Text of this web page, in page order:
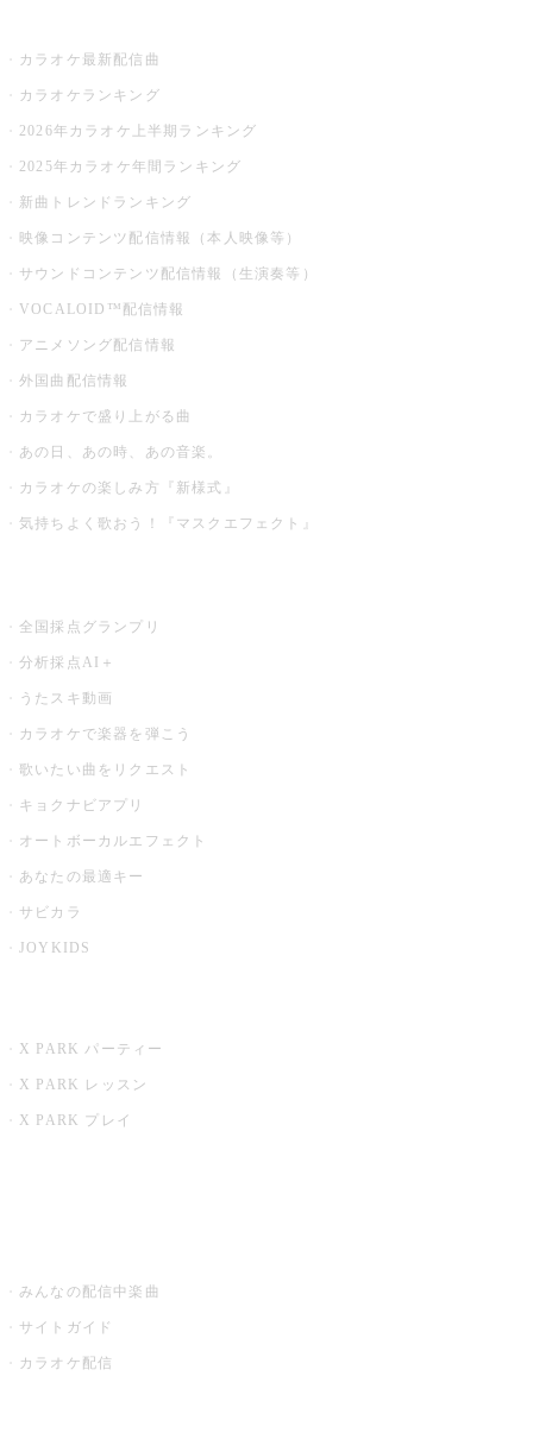
カラオケ最新配信曲
カラオケランキング
2026年カラオケ上半期ランキング
2025年カラオケ年間ランキング
新曲トレンドランキング
映像コンテンツ配信情報（本人映像等）
サウンドコンテンツ配信情報（生演奏等）
VOCALOID™配信情報
アニメソング配信情報
外国曲配信情報
カラオケで盛り上がる曲
あの日、あの時、あの音楽。
カラオケの楽しみ方『新様式』
気持ちよく歌おう！『マスクエフェクト』
全国採点グランプリ
分析採点AI＋
うたスキ動画
カラオケで楽器を弾こう
歌いたい曲をリクエスト
キョクナビアプリ
オートボーカルエフェクト
あなたの最適キー
サビカラ
JOYKIDS
X PARK パーティー
X PARK レッスン
X PARK プレイ
みんなの配信中楽曲
サイトガイド
カラオケ配信